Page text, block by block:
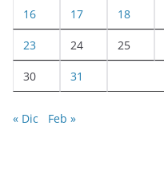
16 17 18
23 24 25
30 31
« Dic Feb »